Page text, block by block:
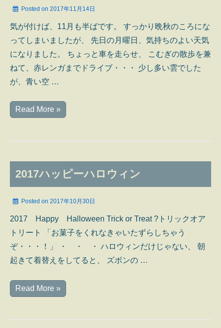
Posted on 2017年11月14日
気が付けば、11月も半ばです。 すっかり晩秋のころにな
ってしまいましたが、 先日の月曜日、気持ちのよい天気
になりました。 ちょっと車を走らせ、 こむぎの散歩を兼
ねて、赤レンガまでドライブ・・・ 少し多い雲でした
が、青い空 …
●11
Ⅰ
Read More »
2017ハッピーハロウィン
Posted on 2017年10月30日
2017 Happy Halloween Trick or Treat ?トリックオア
トリート 「お菓子をくれなきゃいたずらしちゃう
ぞ・・・！」 ・ ・ ・ ハロウィンだけじゃない、 朝
起きて着替えをしてると、 ズボンの …
2017
Read More »